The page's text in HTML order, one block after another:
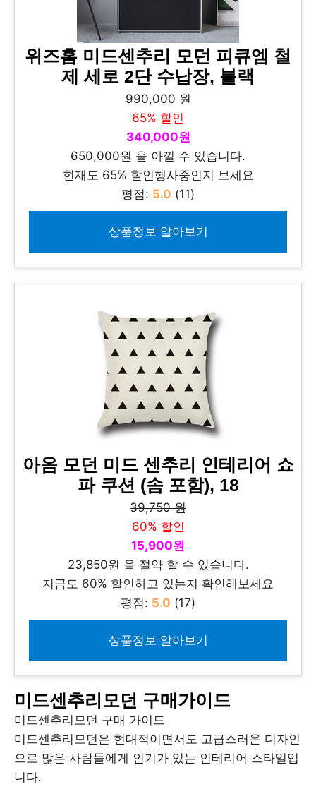
위즈홈 미드센추리 모던 피큐엠 철
제 세로 2단 수납장, 블랙
990,000 원
65% 할인
340,000원
650,000원 을 아낄 수 있습니다.
현재도 65% 할인행사중인지 보세요
평점: 5.0 (11)
상품정보 알아보기
아옴 모던 미드 센추리 인테리어 쇼
파 쿠션 (솜 포함), 18
39,750 원
60% 할인
15,900원
23,850원 을 절약 할 수 있습니다.
지금도 60% 할인하고 있는지 확인해보세요
평점: 5.0 (17)
상품정보 알아보기
미드센추리모던 구매가이드
미드센추리모던 구매 가이드
미드센추리모던은 현대적이면서도 고급스러운 디자인
으로 많은 사람들에게 인기가 있는 인테리어 스타일입
니다.